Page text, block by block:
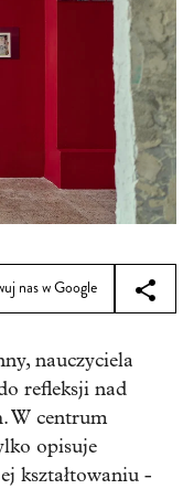
nas w Google
nauczyciela
refleksji nad
W centrum
opisuje
kształtowaniu -